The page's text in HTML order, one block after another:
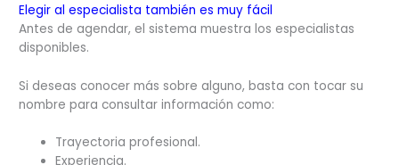
Elegir al especialista también es muy fácil
Antes de agendar, el sistema muestra los especialistas
disponibles.
Si deseas conocer más sobre alguno, basta con tocar su
nombre para consultar información como:
Trayectoria profesional.
Experiencia.